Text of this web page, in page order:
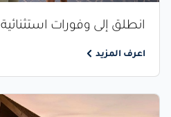
انطلق إلى وفورات استثنائية
اعرف المزيد